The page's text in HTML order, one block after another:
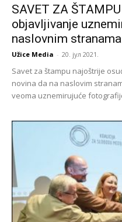
SAVET ZA
objavljivanje
naslovnim stranama
Užice Media - 20. јул 2021.
Savet za štampu najoštrije
novina da na naslovim
veoma uznemirujuće